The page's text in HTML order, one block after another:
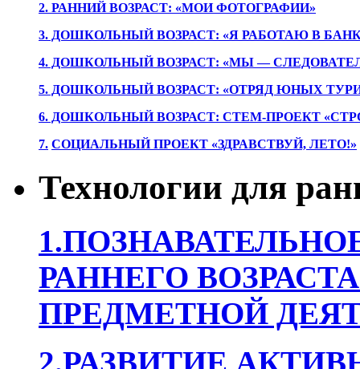
2. РАННИЙ ВОЗРАСТ: «МОИ ФОТОГРАФИИ»
3. ДОШКОЛЬНЫЙ ВОЗРАСТ: «Я РАБОТАЮ В
4. ДОШКОЛЬНЫЙ ВОЗРАСТ: «МЫ —
5. ДОШКОЛЬНЫЙ ВОЗРАСТ: «ОТРЯД ЮНЫХ
6. ДОШКОЛЬНЫЙ ВОЗРАСТ: СТЕМ-ПРОЕКТ
7. СОЦИАЛЬНЫЙ ПРОЕКТ «ЗДРАВСТВУЙ, ЛЕТО!»
Технологии для
РАННЕГО
ПРЕДМЕТНОЙ